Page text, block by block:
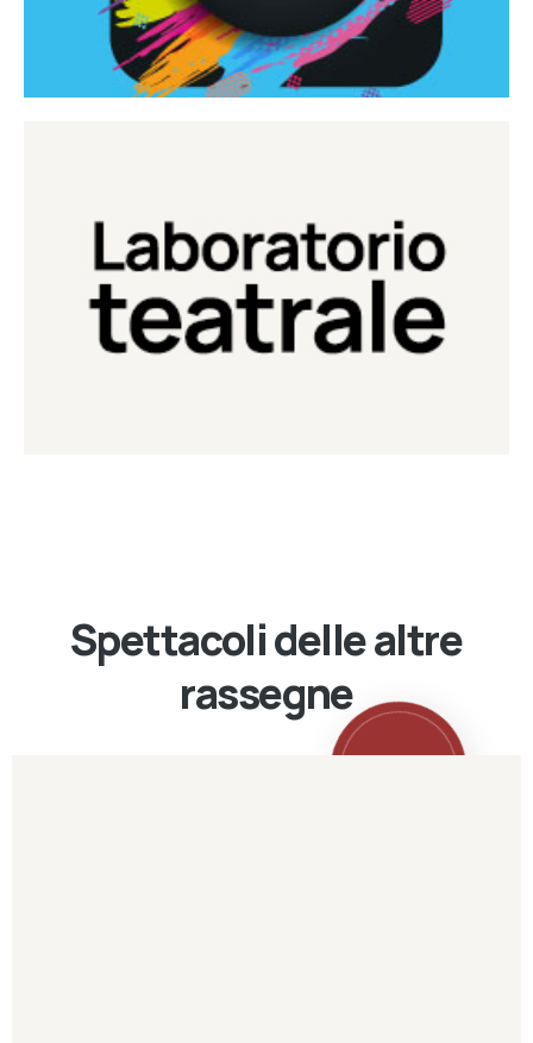
Laboratorio Teatrale
Laboratorio di teatro del Teatro Eduardo de Filippo
Continua
Spettacoli delle altre
rassegne